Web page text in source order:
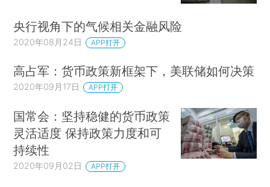
央行视角下的气候相关金融风险
2020年08月24日 APP打开
高占军：货币政策新框架下，美联储如何决策
2020年09月17日 APP打开
国常会：坚持稳健的货币政策
灵活适度 保持政策力度和可
持续性
2020年09月02日 APP打开